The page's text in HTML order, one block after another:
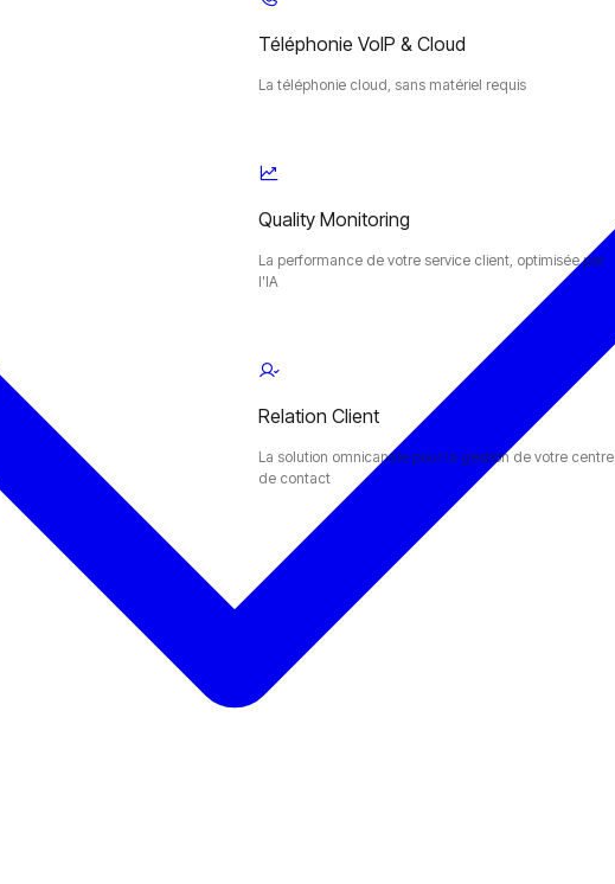
Téléphonie VoIP & Cloud
La téléphonie cloud, sans matériel requis
Quality Monitoring
La performance de votre service client, optimisée par
l'IA
Relation Client
La solution omnicanale pour la gestion de votre centre
de contact